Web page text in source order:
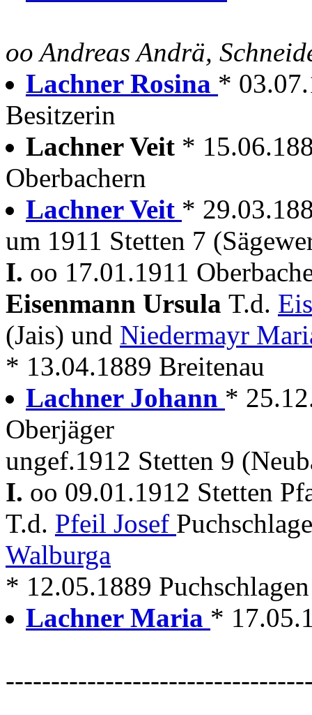
oo Andreas Andrä,
Lachner Rosina *
Besitzerin
Lachner Veit *
Oberbachern
Lachner Veit *
um 1911 Stetten 7
I. oo 17.01.1911
Eisenmann Ursula T.d.
(Jais) und Niedermayr
* 13.04.1889 Breitenau
Lachner Johann *
Oberjäger
ungef.1912 Stetten 9
I. oo 09.01.1912 Stetten
T.d. Pfeil Josef
Walburga
* 12.05.1889 Puchschlagen
Lachner Maria *